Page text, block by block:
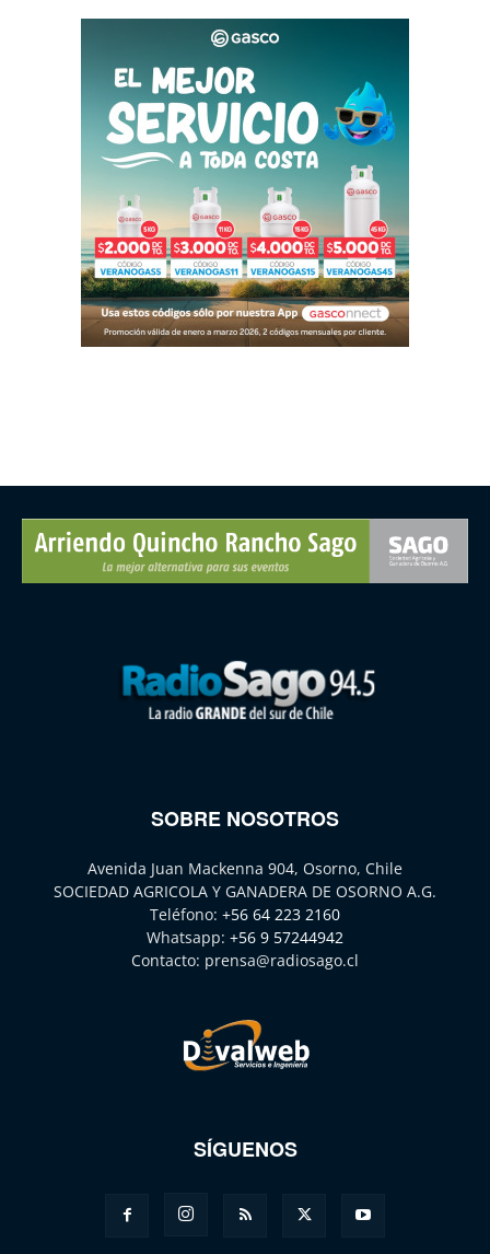
SOBRE NOSOTROS
Avenida Juan Mackenna 904, Osorno, Chile
SOCIEDAD AGRICOLA Y GANADERA DE OSORNO A.G.
Teléfono: +56 64 223 2160
Whatsapp: +56 9 57244942
Contacto: prensa@radiosago.cl
SÍGUENOS